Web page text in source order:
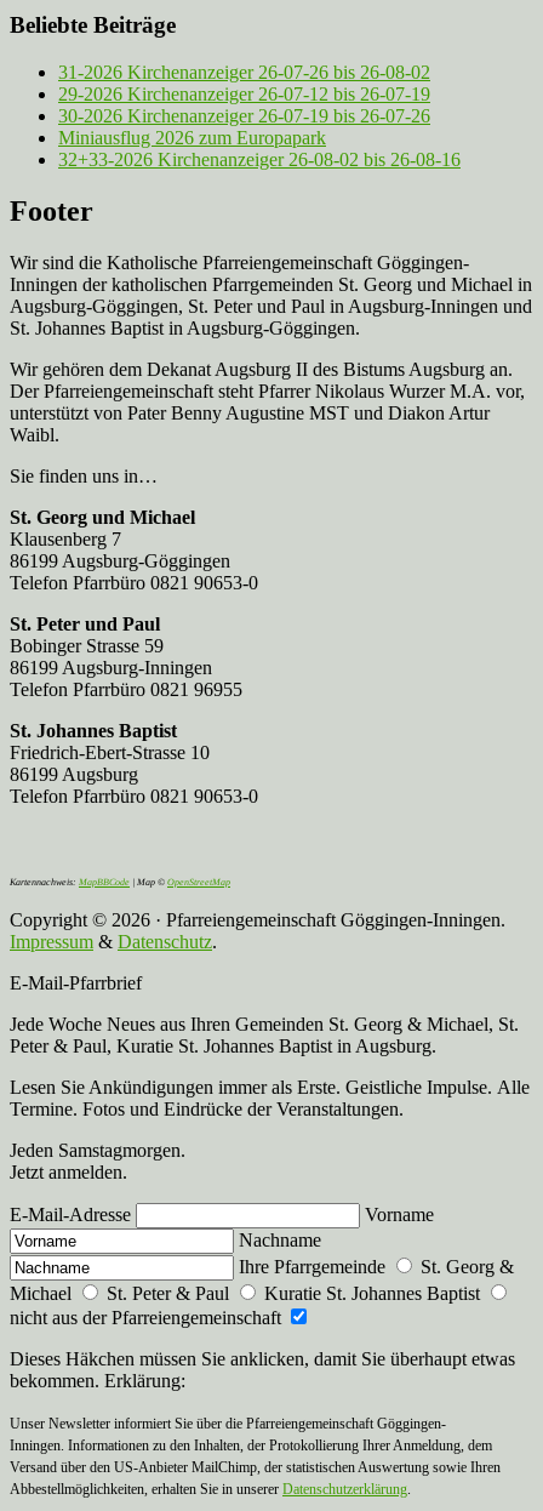
Beliebte Beiträge
31-2026 Kirchenanzeiger 26-07-26 bis 26-08-02
29-2026 Kirchenanzeiger 26-07-12 bis 26-07-19
30-2026 Kirchenanzeiger 26-07-19 bis 26-07-26
Miniausflug 2026 zum Europapark
32+33-2026 Kirchenanzeiger 26-08-02 bis 26-08-16
Footer
Wir sind die Katholische Pfarreien­gemeinschaft Göggingen-
Inningen der katholischen Pfarrgemeinden St. Georg und Michael in
Augsburg-Göggingen, St. Peter und Paul in Augsburg-Inningen und
St. Johannes Baptist in Augsburg-Göggingen.
Wir gehören dem Dekanat Augsburg II des Bistums Augsburg an.
Der Pfarreien­gemeinschaft steht Pfarrer Nikolaus Wurzer M.A. vor,
unterstützt von Pater Benny Augustine MST und Diakon Artur
Waibl.
Sie finden uns in…
St. Georg und Michael
Klausenberg 7
86199 Augsburg-Göggingen
Telefon Pfarrbüro 0821 90653-0
St. Peter und Paul
Bobinger Strasse 59
86199 Augsburg-Inningen
Telefon Pfarrbüro 0821 96955
St. Johannes Baptist
Friedrich-Ebert-Strasse 10
86199 Augsburg
Telefon Pfarrbüro 0821 90653-0
Kartennachweis: MapBBCode | Map © OpenStreetMap
Copyright © 2026 · Pfarreiengemeinschaft Göggingen-Inningen.
Impressum & Datenschutz.
E-Mail-Pfarrbrief
Jede Woche Neues aus Ihren Gemeinden St. Georg & Michael, St.
Peter & Paul, Kuratie St. Johannes Baptist in Augsburg.
Lesen Sie Ankündigungen immer als Erste. Geistliche Impulse. Alle
Termine. Fotos und Eindrücke der Veranstaltungen.
Jeden Samstagmorgen.
Jetzt anmelden.
E-Mail-Adresse
Vorname
Nachname
Ihre Pfarrgemeinde
St. Georg &
Michael
St. Peter & Paul
Kuratie St. Johannes Baptist
nicht aus der Pfarreiengemeinschaft
Dieses Häkchen müssen Sie anklicken, damit Sie überhaupt etwas
bekommen. Erklärung:
Unser Newsletter informiert Sie über die Pfarreiengemeinschaft Göggingen-
Inningen. Informationen zu den Inhalten, der Protokollierung Ihrer Anmeldung, dem
Versand über den US-Anbieter MailChimp, der statistischen Auswertung sowie Ihren
Abbestellmöglichkeiten, erhalten Sie in unserer Datenschutzerklärung